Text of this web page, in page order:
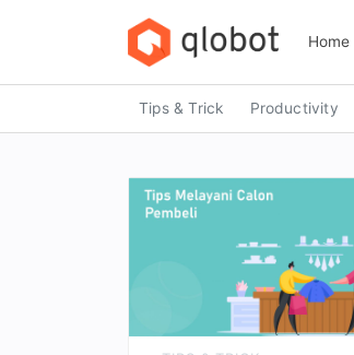
Home
Tips & Trick Productivity